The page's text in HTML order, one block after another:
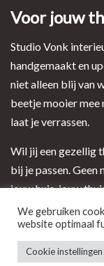
Voor jouw
Studio Vonk
handgemaakt en
niet alleen blij van
beetje mooier mee
laat je verrassen.
Wil jij een gezellig
bij je passen.
jouw huis, jouw
Ontwerp en
We gebruiken
website optimaal
Cookie instellingen